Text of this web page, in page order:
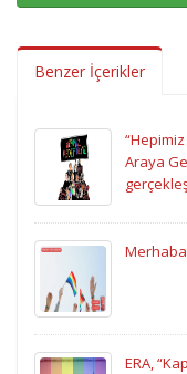
Benzer İçerikler
Araya
Merhaba
ERA,